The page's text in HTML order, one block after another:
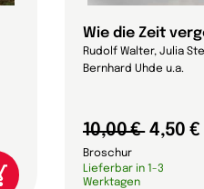
Wie die Zeit
Rudolf Walter, Julia
Bernhard Uhde u.a.
10,00 € 4,50 €
Broschur
Lieferbar in 1-3
Werktagen